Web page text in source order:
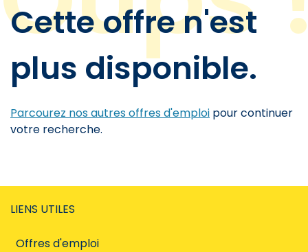
Cette offre n'est
plus disponible.
Parcourez nos autres offres d'emploi pour continuer
votre recherche.
LIENS UTILES
Offres d'emploi